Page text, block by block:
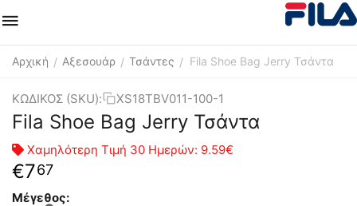
Αρχική / Αξεσουάρ / Τσάντες / Fila Shoe Bag Jerry Τσάντα
ΚΩΔΙΚΟΣ (SKU): XS18TBV011-100-1
Fila Shoe Bag Jerry Τσάντα
Χαμηλότερη Τιμή 30 Ημερών: 9.59€
€767
Μέγεθος: